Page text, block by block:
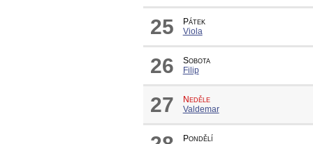
25
Pátek
Viola
26
Sobota
Filip
27
Neděle
Valdemar
Pondělí